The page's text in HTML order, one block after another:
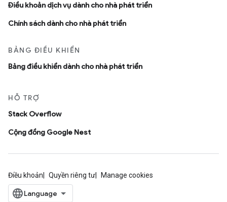
Ðiều khoản dịch vụ dành cho nhà phát triển
Chính sách dành cho nhà phát triển
BẢNG ĐIỀU KHIỂN
Bảng điều khiển dành cho nhà phát triển
HỖ TRỢ
Stack Overflow
Cộng đồng Google Nest
Điều khoản Quyền riêng tư Manage cookies